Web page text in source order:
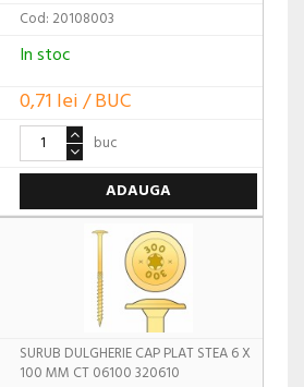
Cod: 20108003
In stoc
0,71 lei / BUC
buc
ADAUGA
SURUB DULGHERIE CAP PLAT STEA 6 X
100 MM CT 06100 320610